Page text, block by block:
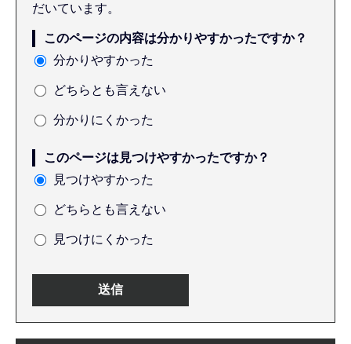
だいています。
このページの内容は分かりやすかったですか？
分かりやすかった
どちらとも言えない
分かりにくかった
このページは見つけやすかったですか？
見つけやすかった
どちらとも言えない
見つけにくかった